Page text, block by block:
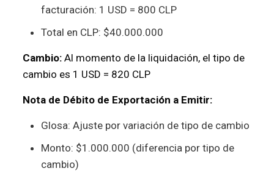
facturación: 1 USD = 800 CLP
Total en CLP: $40.000.000
Cambio:Al momento de la liquidación, el tipo de
cambio es 1 USD = 820 CLP
Nota de Débito de Exportación a Emitir:
Glosa: Ajuste por variación de tipo de cambio
Monto: $1.000.000 (diferencia por tipo de
cambio)